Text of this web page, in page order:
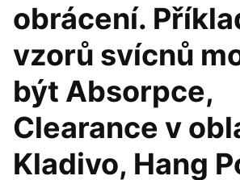
obrácení.
vzorů svícnů
být Absorpce,
Clearance v
Kladivo, Hang